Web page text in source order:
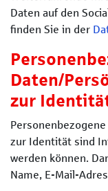
Daten auf den
finden Sie in der
Daten/
zur
zur Identität sind
werden können.
Name, E-Mail-